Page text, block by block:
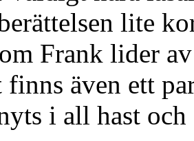
lite
Frank lider
även ett
i all hast